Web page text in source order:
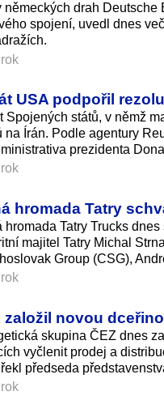
německých drah
spojení, uvedl dnes
USA podpořil
Spojených států, v němž
na Írán. Podle agentury
prezidenta
hromada Tatry
hromada Tatry Trucks
majitel Tatry Michal
Group (CSG),
založil novou
skupina ČEZ dnes
vyčlenit prodej a
předseda